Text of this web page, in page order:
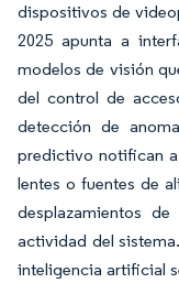
dispositivos de
2025 apunta a
modelos de visión
del control de
detección de
predictivo notifican
lentes o fuentes de
desplazamientos
actividad del
inteligencia artificial